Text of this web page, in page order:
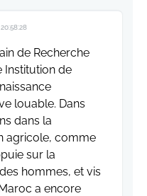
de Recherche
Institution de
louable. Dans
dans la
agricole, comme
sur la
hommes, et vis
a encore